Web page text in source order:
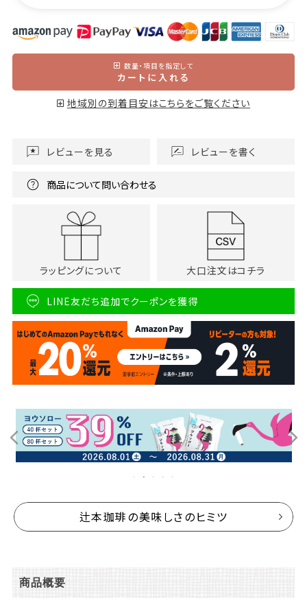
数量・項目を指定して
カートに入れる
地域別の到着目安はこちらをご覧ください
レビューを見る レビューを書く
商品について問い合わせる
ラッピングについて 大口注文はコチラ
LINE友だち追加でクーポンを獲得
辻本珈琲の美味しさのヒミツ
商品概要